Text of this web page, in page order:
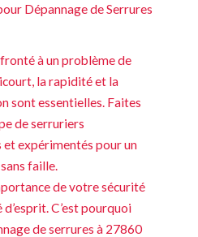
Dépannage de Serrures
à un problème de
la rapidité et la
sont essentielles. Faites
de serruriers
expérimentés pour un
faille.
de votre sécurité
C’est pourquoi
de serrures à 27860